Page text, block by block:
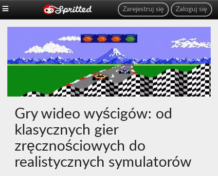
Zaloguj się
Zarejestruj się
Gry wideo wyścigów: od
klasycznych gier
zręcznościowych do
realistycznych symulatorów